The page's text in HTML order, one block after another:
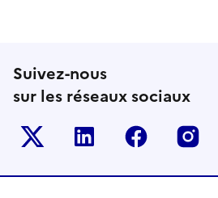
Suivez-nous
sur les réseaux sociaux
Le ministère sur Twitter
Le ministère sur
Le